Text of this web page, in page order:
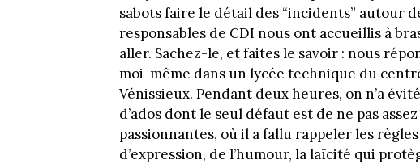
sabots faire le détail des “incidents” autour
responsables de CDI nous ont accueillis à
aller. Sachez-le, et faites le savoir : nous
moi-même dans un lycée technique du
Vénissieux. Pendant deux heures, on n’a
d’ados dont le seul défaut est de ne pas
passionnantes, où il a fallu rappeler les
d’expression, de l’humour, la laïcité qui